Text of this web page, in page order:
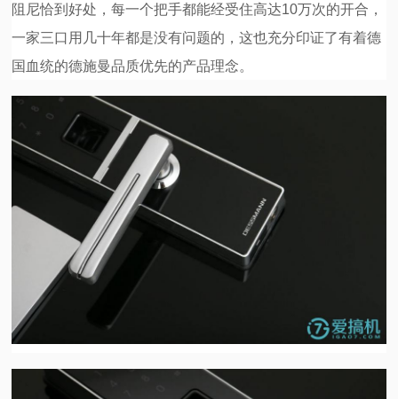
阻尼恰到好处，每一个把手都能经受住高达10万次的开合，
一家三口用几十年都是没有问题的，这也充分印证了有着德
国血统的德施曼品质优先的产品理念。